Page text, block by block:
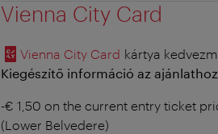
Vienna City Card
Vienna City Card kártya
Kiegészítő információ az
-€ 1,50 on the current entry ticket
(Lower Belvedere)